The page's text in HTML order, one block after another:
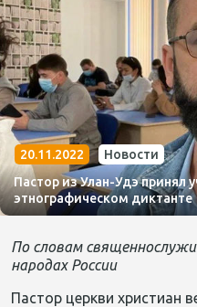
20.11.2022
Новости
Пастор из Улан-Удэ принял
этнографическом диктанте
По словам священн
народах России
Пастор церкви христиан